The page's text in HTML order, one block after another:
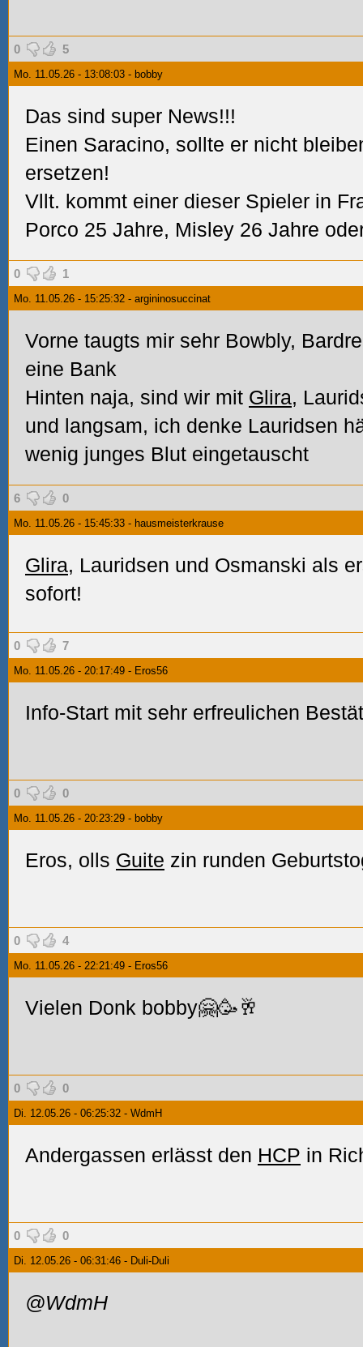
0 5
Mo. 11.05.26 - 13:08:03 - bobby
Das sind super News!!!
Einen Saracino, sollte er nicht
ersetzen!
Vllt. kommt einer dieser Spieler in
Porco 25 Jahre, Misley 26 Jahre
0 1
Mo. 11.05.26 - 15:25:32 - argininosuccinat
Vorne taugts mir sehr Bowbly,
eine Bank
Hinten naja, sind wir mit Glira,
und langsam, ich denke Lauridsen
wenig junges Blut eingetauscht
6 0
Mo. 11.05.26 - 15:45:33 - hausmeisterkrause
Glira, Lauridsen und Osmanski als
sofort!
0 7
Mo. 11.05.26 - 20:17:49 - Eros56
Info-Start mit sehr erfreulichen
0 0
Mo. 11.05.26 - 20:23:29 - bobby
Eros, olls Guite zin runden
0 4
Mo. 11.05.26 - 22:21:49 - Eros56
Vielen Donk bobby🤗🥳🥂
0 0
Di. 12.05.26 - 06:25:32 - WdmH
Andergassen erlässt den HCP in
0 0
Di. 12.05.26 - 06:31:46 - Duli-Duli
@WdmH